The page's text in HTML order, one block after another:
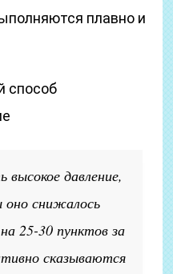
плавно и
способ
давление,
снижалось
25-30 пунктов за
сказываются